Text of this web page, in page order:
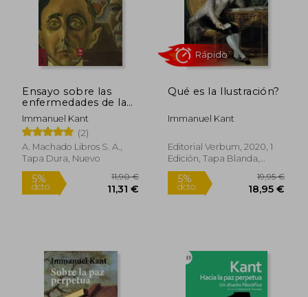
dcto. 14,16 €
Rápido
dcto.
Ensayo sobre las
enfermedades de la
cabeza (Márgenes)
Immanuel Kant
(2)
A. Machado Libros S. A.,
Tapa Dura, Nuevo
Qué es la Ilustración?
Immanuel Kant
Editorial Verbum, 2020, 1
Edición, Tapa Blanda,
Nuevo